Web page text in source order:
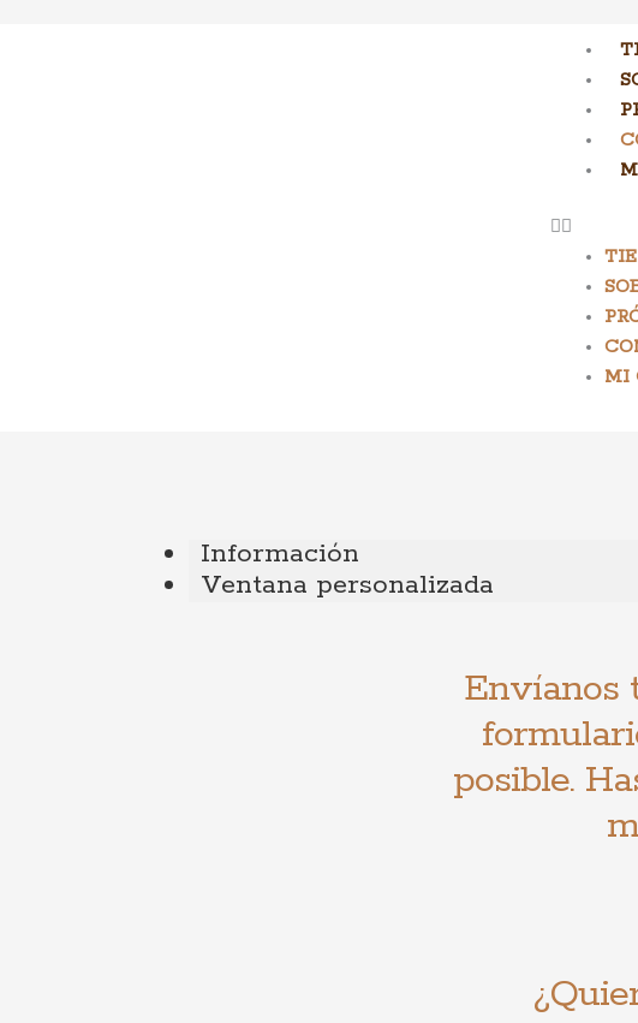
MI
Información
Ventana personalizada
Envíanos
posible.